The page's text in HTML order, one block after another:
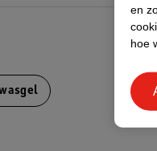
en
hoe